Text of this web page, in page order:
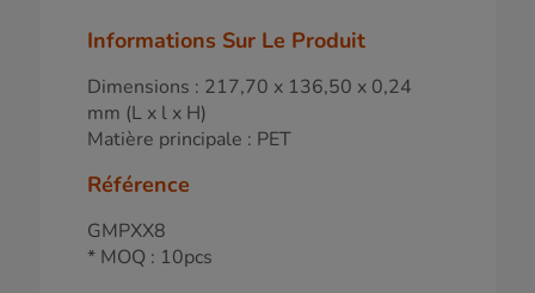
Informations Sur Le Produit
Dimensions : 217,70 x 136,50 x 0,24
mm (L x l x H)
Matière principale : PET
Référence
GMPXX8
* MOQ : 10pcs